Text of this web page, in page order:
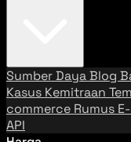
Sumber DayaBlog
Kasus Kemitraan
commerce Rumus
API